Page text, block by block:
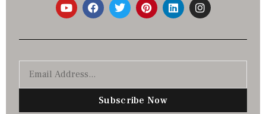
Subscribe Now